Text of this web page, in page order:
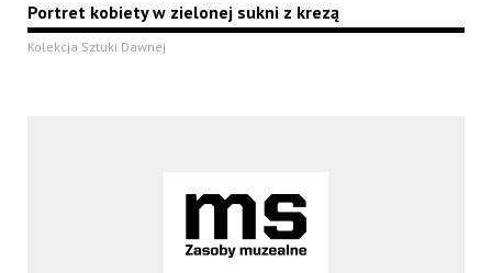
Portret kobiety w zielonej sukni z krezą
Kolekcja Sztuki Dawnej